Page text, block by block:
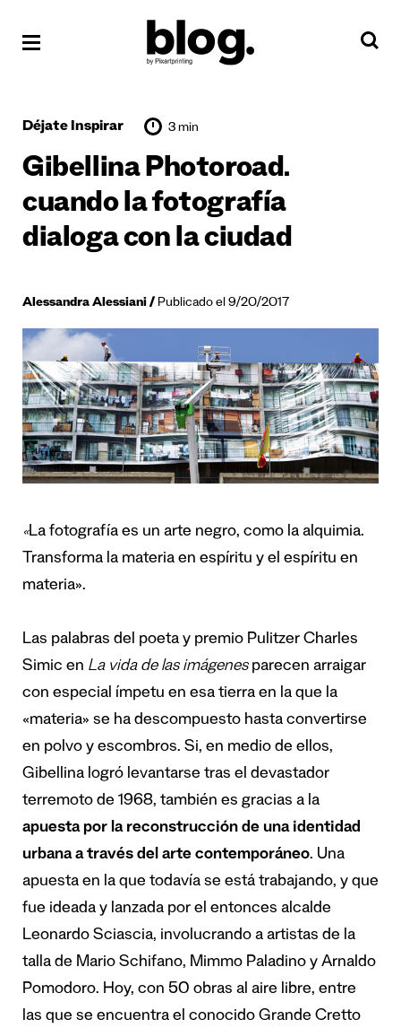
Déjate Inspirar 3 min
Gibellina Photoroad.
cuando la fotografía
dialoga con la ciudad
Alessandra Alessiani Publicado el 9/20/2017
«La fotografía es un arte negro, como la alquimia.
Transforma la materia en espíritu y el espíritu en
materia».
Las palabras del poeta y premio Pulitzer Charles
Simic en La vida de las imágenesparecen arraigar
con especial ímpetu en esa tierra en la que la
«materia» se ha descompuesto hasta convertirse
en polvo y escombros. Si, en medio de ellos,
Gibellina logró levantarse tras el devastador
terremoto de 1968, también es gracias a la
apuesta por la reconstrucción de una identidad
urbana a través del arte contemporáneo. Una
apuesta en la que todavía se está trabajando, y que
fue ideada y lanzada por el entonces alcalde
Leonardo Sciascia, involucrando a artistas de la
talla de Mario Schifano, Mimmo Paladino y Arnaldo
Pomodoro. Hoy, con 50 obras al aire libre, entre
las que se encuentra el conocido Grande Cretto